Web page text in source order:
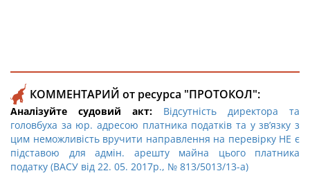
КОММЕНТАРИЙ от ресурса "ПРОТОКОЛ":
Аналізуйте судовий акт: Відсутність директора та
головбуха за юр. адресою платника податків та у зв’язку з
цим неможливість вручити направлення на перевірку НЕ є
підставою для адмін. арешту майна цього платника
податку (ВАСУ від 22. 05. 2017р., № 813/5013/13-а)